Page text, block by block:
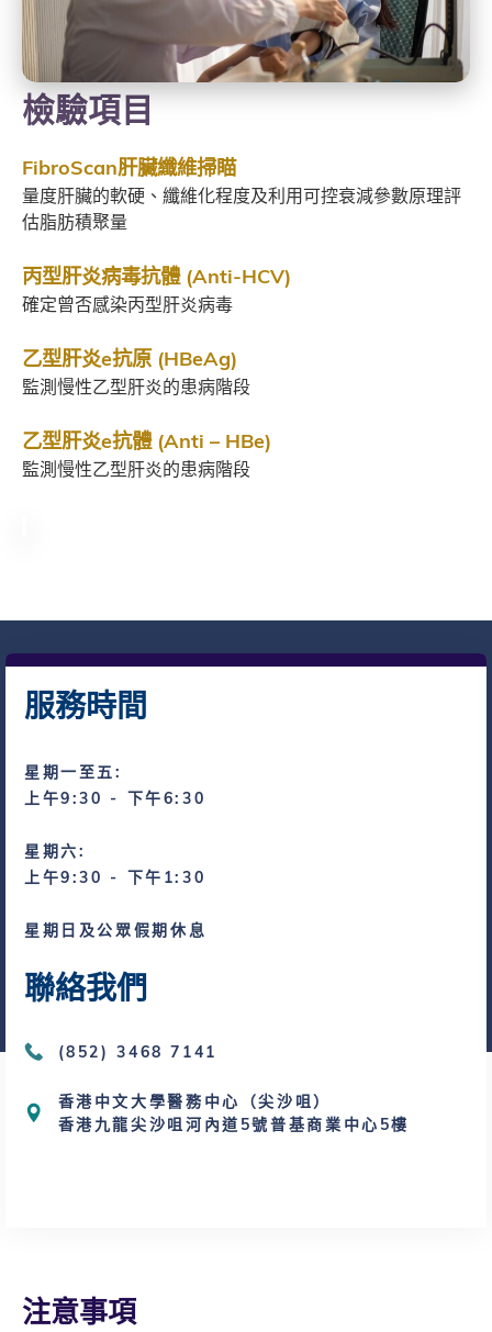
檢驗項目
FibroScan肝臟纖維掃瞄
量度肝臟的軟硬、纖維化程度及利用可控衰減參數原理評
估脂肪積聚量
丙型肝炎病毒抗體 (Anti-HCV)
確定曾否感染丙型肝炎病毒
乙型肝炎e抗原 (HBeAg)
監測慢性乙型肝炎的患病階段
乙型肝炎e抗體 (Anti – HBe)
監測慢性乙型肝炎的患病階段
服務時間
星期一至五:
上午9:30 - 下午6:30
星期六:
上午9:30 - 下午1:30
星期日及公眾假期休息
聯絡我們
(852) 3468 7141
香港中文大學醫務中心（尖沙咀）
香港九龍尖沙咀河內道5號普基商業中心5樓
注意事項